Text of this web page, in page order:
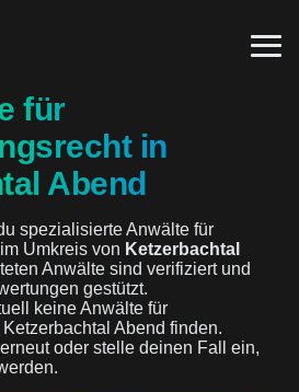
für
in
Abend
spezialisierte Anwälte für
im Umkreis von Ketzerbachtal
Anwälte sind verifiziert und
gestützt.
keine Anwälte für
Abend finden.
oder stelle deinen Fall ein,